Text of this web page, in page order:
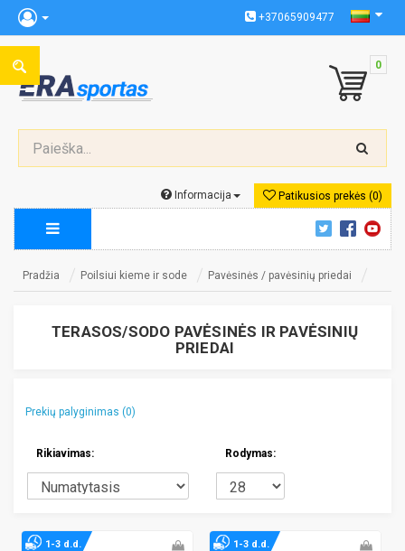
+37065909477
0
Patikusios prekės (0)
Informacija
Pradžia Poilsiui kieme ir sode Pavėsinės / pavėsinių priedai
TERASOS/SODO PAVĖSINĖS IR PAVĖSINIŲ
PRIEDAI
Prekių palyginimas (0)
Rikiavimas: Rodymas:
1-3 d.d. 1-3 d.d.